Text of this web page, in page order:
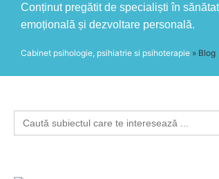
Conținut pregătit de specialiști în
emoțională și dezvoltare personală.
Cabinet psihologie, psihiatrie si psihoterapie » Blog
Search
for: